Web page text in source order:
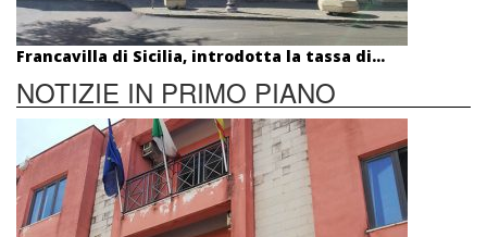
Francavilla di Sicilia, introdotta la tassa di...
NOTIZIE IN PRIMO PIANO